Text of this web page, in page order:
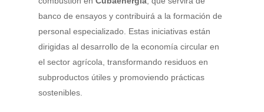
banco de ensayos y contribuirá a la formación de
personal especializado. Estas iniciativas están
dirigidas al desarrollo de la economía circular en
el sector agrícola, transformando residuos en
subproductos útiles y promoviendo prácticas
sostenibles.